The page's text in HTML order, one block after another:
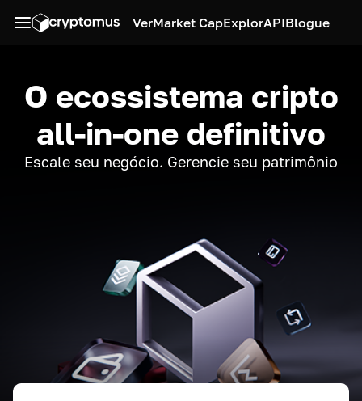
VerMarket CapExplorAPIBlogue
O ecossistema cripto
all-in-one definitivo
Escale seu negócio. Gerencie seu patrimônio